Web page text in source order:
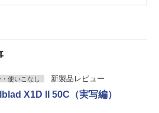
使いこなし 新製品レビュー
X1D II 50C（実写編）